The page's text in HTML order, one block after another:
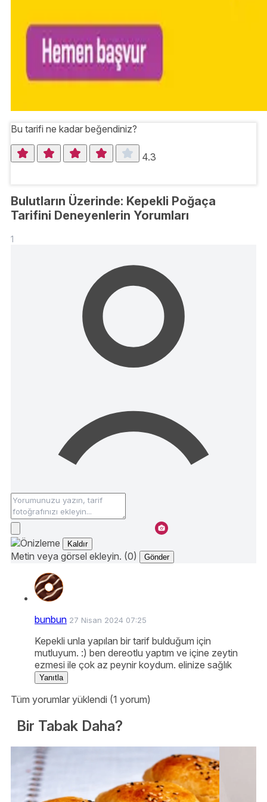
Bu tarifi ne kadar beğendiniz?
4.3
Bulutların Üzerinde: Kepekli Poğaça
Tarifini Deneyenlerin Yorumları
1
Kaldır
Metin veya görsel ekleyin. (0) Gönder
bunbun 27 Nisan 2024 07:25
Kepekli unla yapılan bir tarif bulduğum için
mutluyum. :) ben dereotlu yaptım ve içine zeytin
ezmesi ile çok az peynir koydum. elinize sağlık
Yanıtla
Tüm yorumlar yüklendi (1 yorum)
Bir Tabak Daha?